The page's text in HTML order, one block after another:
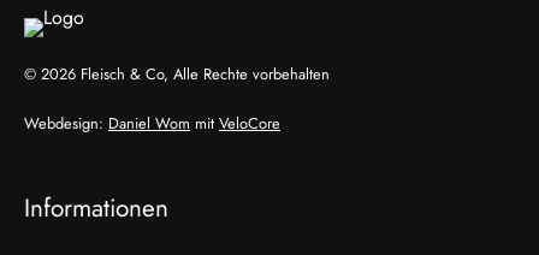
© 2026 Fleisch & Co, Alle Rechte vorbehalten
Webdesign: Daniel Wom mit VeloCore
Informationen